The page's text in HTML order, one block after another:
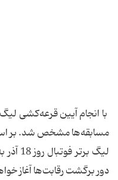
مسابقه‌ها مشخص شد. بر
لیگ
دور برگشت رقابت‌ها آغاز